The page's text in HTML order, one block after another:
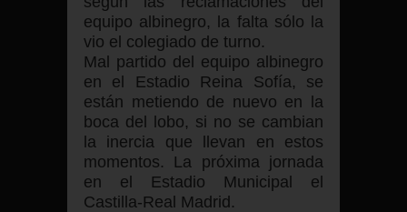
equipo albinegro, la falta sólo la
vio el colegiado de turno.
Mal partido del equipo albinegro
en el Estadio Reina Sofía, se
están metiendo de nuevo en la
boca del lobo, si no se cambian
la inercia que llevan en estos
momentos. La próxima jornada
en el Estadio Municipal el
Castilla-Real Madrid.